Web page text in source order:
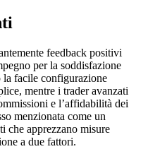
feedback positivi
per la soddisfazione
la facile configurazione
mentre i trader avanzati
e l’affidabilità dei
menzionata come un
che apprezzano misure
a due fattori.